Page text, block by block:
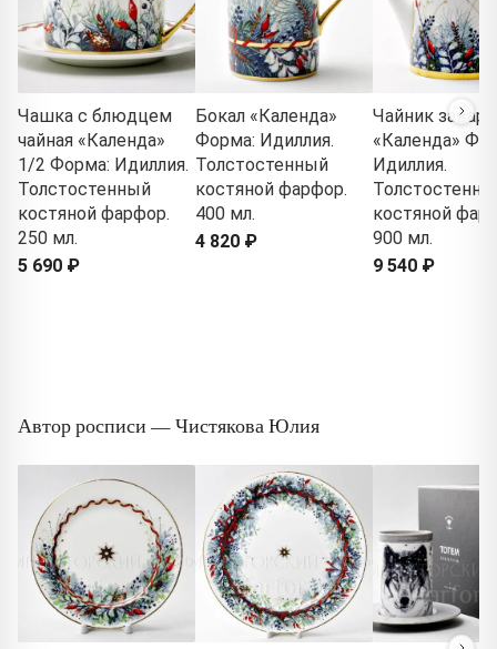
Чашка с блюдцем
чайная «Календа»
1/2 Форма: Идиллия.
Толстостенный
костяной фарфор.
250 мл.
5 690 ₽
Бокал «Календа»
Форма: Идиллия.
Толстостенный
костяной фарфор.
400 мл.
4 820 ₽
Чайник
«Календа»
Идиллия.
костяной
900 мл.
9 540 ₽
Автор росписи — Чистякова Юлия